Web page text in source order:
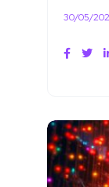
30/05/